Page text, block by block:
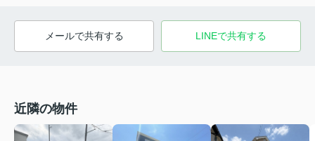
メールで共有する LINEで共有する
近隣の物件